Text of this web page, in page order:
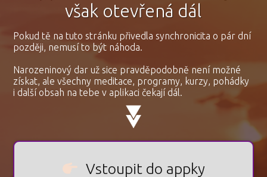
však otevřená dál
Pokud tě na tuto stránku přivedla synchronicita o pár dní
později, nemusí to být náhoda.
Narozeninový dar už sice pravděpodobně není možné
získat, ale všechny meditace, programy, kurzy, pohádky
i další obsah na tebe v aplikaci čekají dál.
Vstoupit do appky